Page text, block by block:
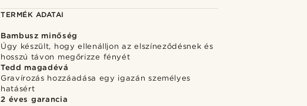
TERMÉK ADATAI
Bambusz minőség
Úgy készült, hogy ellenálljon az elszíneződésnek és
hosszú távon megőrizze fényét
Tedd magadévá
Gravírozás hozzáadása egy igazán személyes
hatásért
2 éves garancia